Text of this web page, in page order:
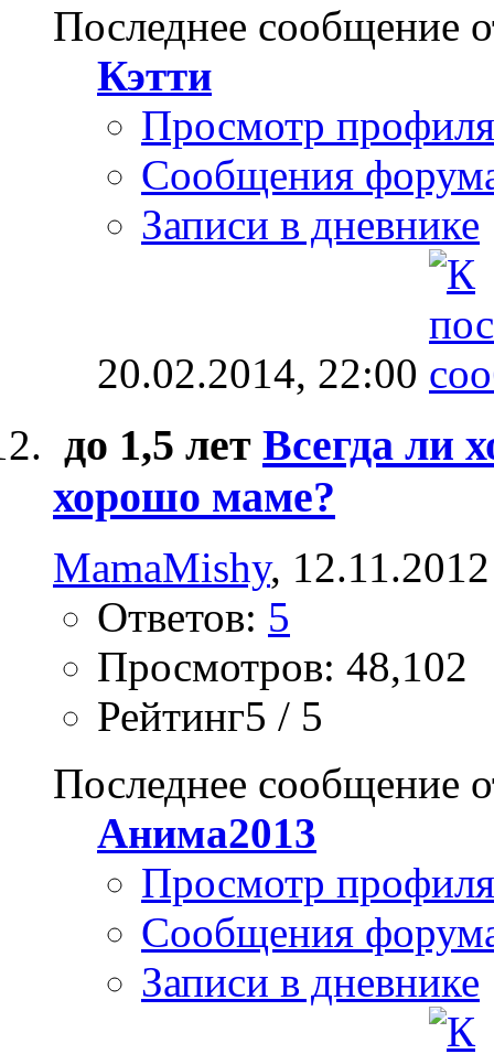
Последнее сообщение
Кэтти
Просмотр профиля
Сообщения
Записи в дневнике
20.02.2014, 22:00
до 1,5 лет Всегда ли
хорошо маме?
MamaMishy,
Ответов: 5
Просмотров: 48,102
Рейтинг5 / 5
Последнее сообщение
Анима2013
Просмотр профиля
Сообщения
Записи в дневнике